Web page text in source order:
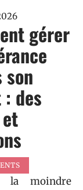
gérer
son
des
la moindre